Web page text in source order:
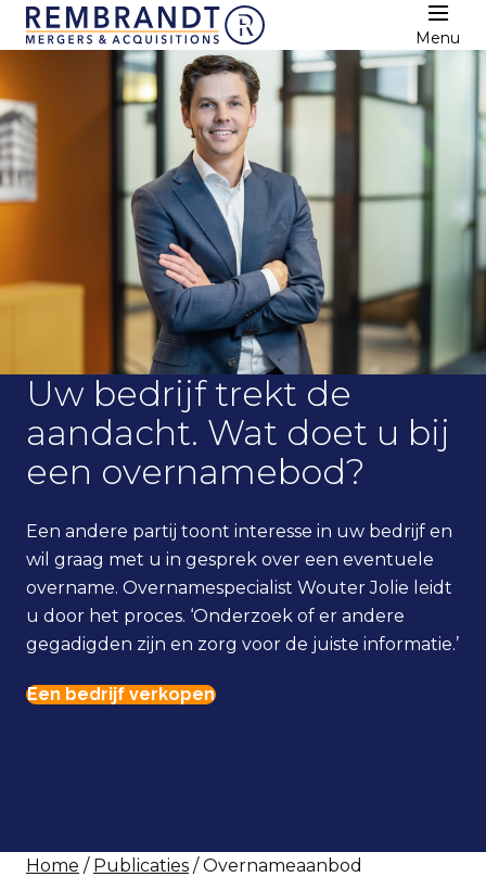
Menu
Uw bedrijf trekt de
aandacht. Wat doet u bij
een overnamebod?
Een andere partij toont interesse in uw bedrijf en
wil graag met u in gesprek over een eventuele
overname. Overnamespecialist Wouter Jolie leidt
u door het proces. ‘Onderzoek of er andere
gegadigden zijn en zorg voor de juiste informatie.’
Een bedrijf verkopen
Home / Publicaties / Overnameaanbod